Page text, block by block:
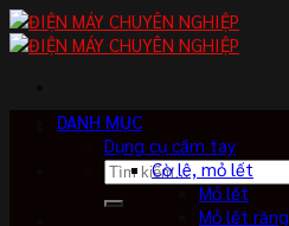
Skip
to
Tìm
kiếm:
DANH MỤC
Dụng cụ cầm tay
Cờ lê, mỏ lết
Mỏ lết
Mỏ lết răng